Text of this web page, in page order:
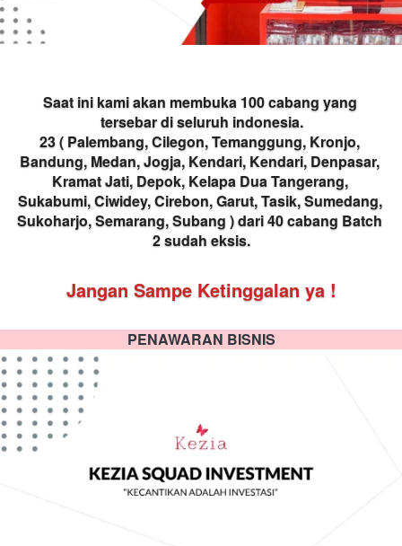
Saat ini kami akan membuka 100 cabang yang
tersebar di seluruh indonesia.
23 ( Palembang, Cilegon, Temanggung, Kronjo,
Bandung, Medan, Jogja, Kendari, Kendari, Denpasar,
Kramat Jati, Depok, Kelapa Dua Tangerang,
Sukabumi, Ciwidey, Cirebon, Garut, Tasik, Sumedang,
Sukoharjo, Semarang, Subang ) dari 40 cabang Batch
2 sudah eksis.
Jangan Sampe Ketinggalan ya !
PENAWARAN BISNIS